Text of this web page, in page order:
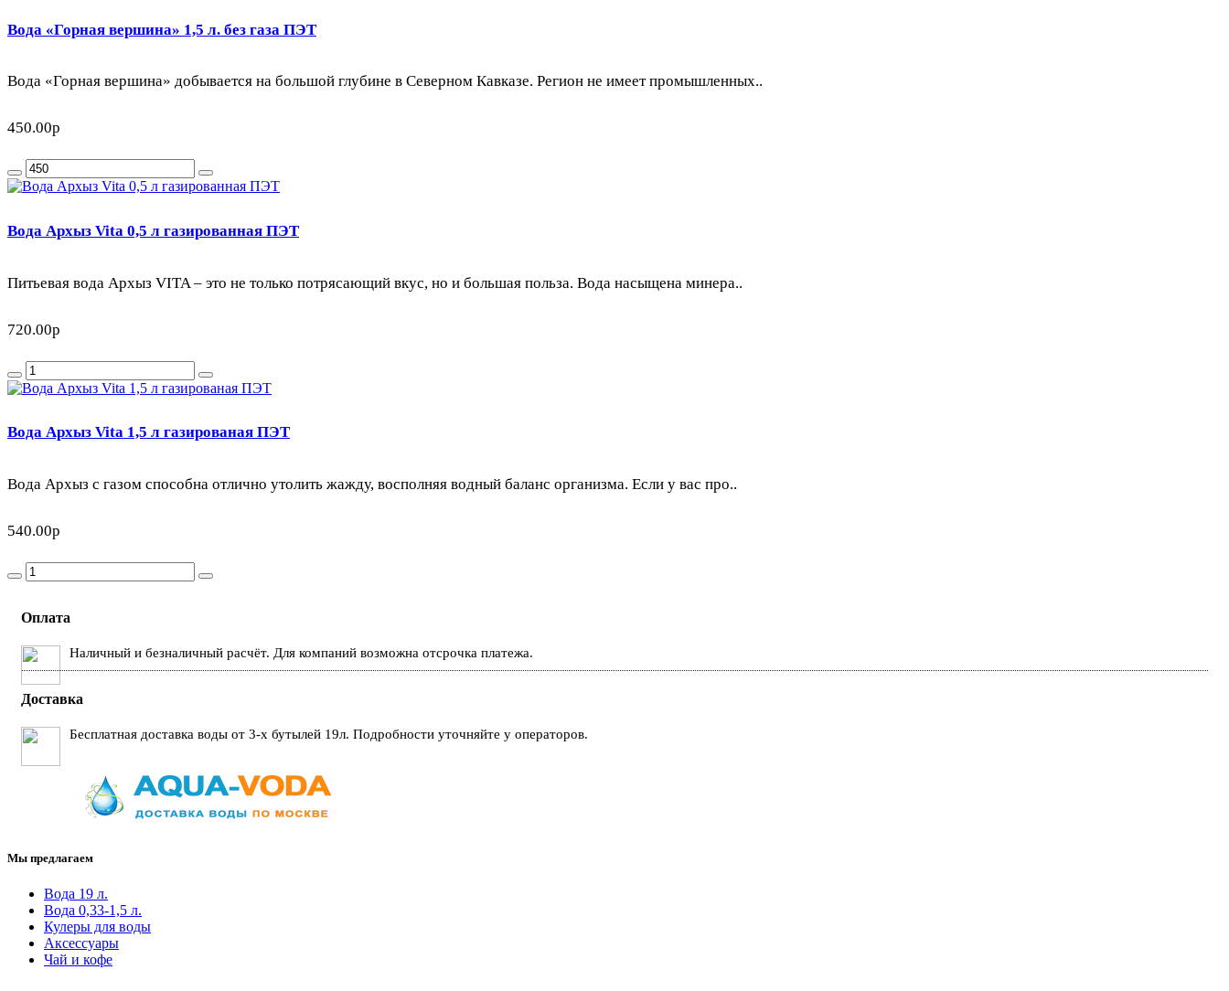
Вода «Горная вершина» 1,5 л. без газа ПЭТ
Вода «Горная вершина» добывается на большой глубине в Северном Кавказе. Регион не имеет промышленных..
450.00р
Вода Архыз Vita 0,5 л газированная ПЭТ
Питьевая вода Архыз VITA – это не только потрясающий вкус, но и большая польза. Вода насыщена минера..
720.00р
Вода Архыз Vita 1,5 л газированая ПЭТ
Вода Архыз с газом способна отлично утолить жажду, восполняя водный баланс организма. Если у вас про..
540.00р
Оплата
Наличный и безналичный расчёт. Для компаний возможна отсрочка платежа.
Доставка
Бесплатная доставка воды от 3-х бутылей 19л. Подробности уточняйте у операторов.
Мы предлагаем
Вода 19 л.
Вода 0,33-1,5 л.
Кулеры для воды
Аксессуары
Чай и кофе